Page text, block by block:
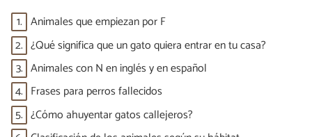
1. Animales que empiezan por F
2. ¿Qué significa que un gato quiera entrar en tu casa?
3. Animales con N en inglés y en español
4. Frases para perros fallecidos
5. ¿Cómo ahuyentar gatos callejeros?